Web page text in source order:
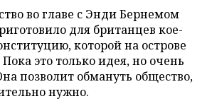
во главе с Энди Бернемом
для британцев кое-
которой на острове
это только идея, но очень
позволит обмануть общество,
нужно.